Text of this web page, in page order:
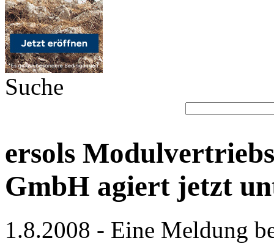
Suche
ersols
GmbH agiert jetzt
1.8.2008 - Eine Meldung